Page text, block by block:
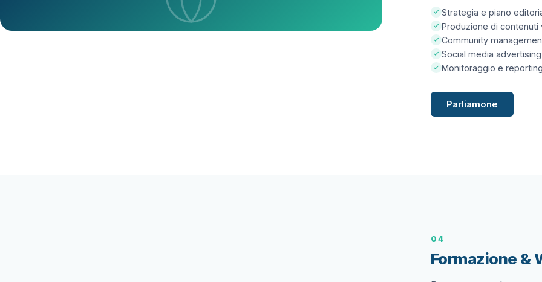
Strategia e piano
Produzione di contenuti
Community
Social media
Monitoraggio e
Parliamone
04
Formazione &